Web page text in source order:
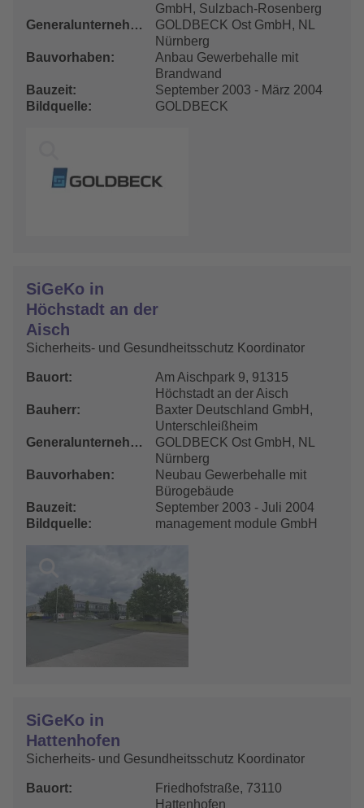
GmbH, Sulzbach-Rosenberg
Generalunternehmer
GOLDBECK Ost GmbH, NL
Nürnberg
Bauvorhaben
Anbau Gewerbehalle mit
Brandwand
Bauzeit
September 2003 - März 2004
Bildquelle
GOLDBECK
SiGeKo in
Höchstadt an der
Aisch
Sicherheits- und Gesundheitsschutz Koordinator
Bauort
Am Aischpark 9, 91315
Höchstadt an der Aisch
Bauherr
Baxter Deutschland GmbH,
Unterschleißheim
Generalunternehmer
GOLDBECK Ost GmbH, NL
Nürnberg
Bauvorhaben
Neubau Gewerbehalle mit
Bürogebäude
Bauzeit
September 2003 - Juli 2004
Bildquelle
management module GmbH
SiGeKo in
Hattenhofen
Sicherheits- und Gesundheitsschutz Koordinator
Bauort
Friedhofstraße, 73110
Hattenhofen